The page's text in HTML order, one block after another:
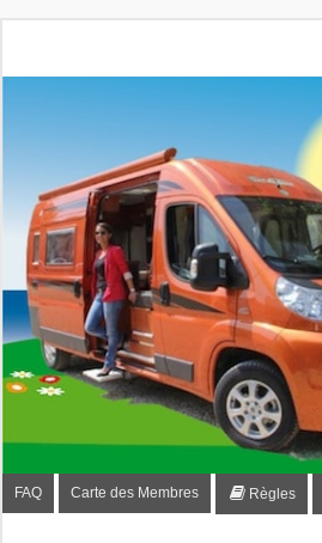
Fourgon-
Forum de conseils et
FAQ Carte des Membres Règles